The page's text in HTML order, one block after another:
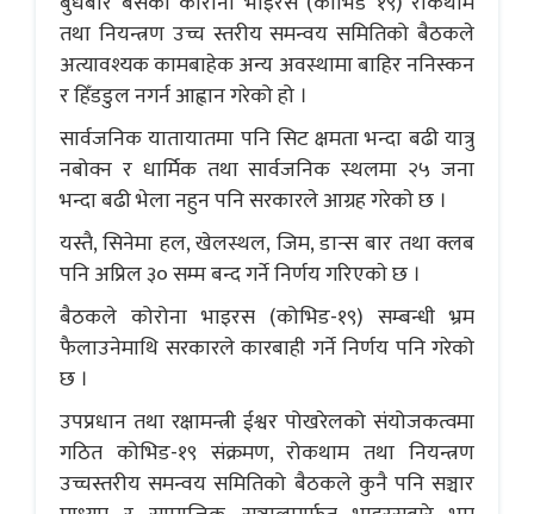
तथा नियन्त्रण उच्च स्तरीय समन्वय समितिको बैठकले
अत्यावश्यक कामबाहेक अन्य अवस्थामा बाहिर ननिस्कन
र हिँडडुल नगर्न आह्वान गरेको हो ।
सार्वजनिक यातायातमा पनि सिट क्षमता भन्दा बढी यात्रु
नबोक्न र धार्मिक तथा सार्वजनिक स्थलमा २५ जना
भन्दा बढी भेला नहुन पनि सरकारले आग्रह गरेकाे छ ।
यस्तै, सिनेमा हल, खेलस्थल, जिम, डान्स बार तथा क्लब
पनि अप्रिल ३० सम्म बन्द गर्ने निर्णय गरिएकाे छ ।
बैठकले कोरोना भाइरस (कोभिड-१९) सम्बन्धी भ्रम
फैलाउनेमाथि सरकारले कारबाही गर्ने निर्णय पनि गरेको
छ ।
उपप्रधान तथा रक्षामन्त्री ईश्वर पोखरेलको संयोजकत्वमा
गठित कोभिड-१९ संक्रमण, रोकथाम तथा नियन्त्रण
उच्चस्तरीय समन्वय समितिको बैठकले कुनै पनि सञ्चार